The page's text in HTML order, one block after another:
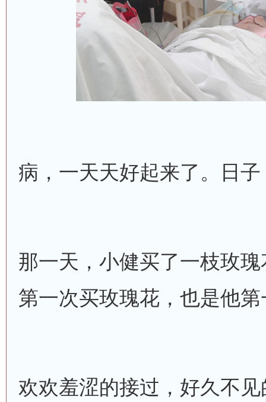
病，一天天好起来了。日
那一天，小健买了一枝玫
第一次买玫瑰花，也是他
欢欢羞涩的接过，好久不